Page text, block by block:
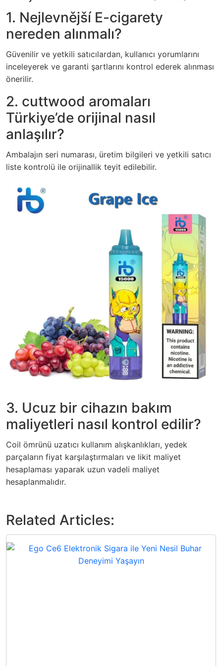
1. Nejlevnější E-cigarety
nereden alınmalı?
Güvenilir ve yetkili satıcılardan, kullanıcı yorumlarını
inceleyerek ve garanti şartlarını kontrol ederek alınması
önerilir.
2. cuttwood aromaları
Türkiye’de orijinal nasıl
anlaşılır?
Ambalajın seri numarası, üretim bilgileri ve yetkili satıcı
liste kontrolü ile orijinallik teyit edilebilir.
3. Ucuz bir cihazın bakım
maliyetleri nasıl kontrol edilir?
Coil ömrünü uzatıcı kullanım alışkanlıkları, yedek
parçaların fiyat karşılaştırmaları ve likit maliyet
hesaplaması yaparak uzun vadeli maliyet
hesaplanmalıdır.
Related Articles: